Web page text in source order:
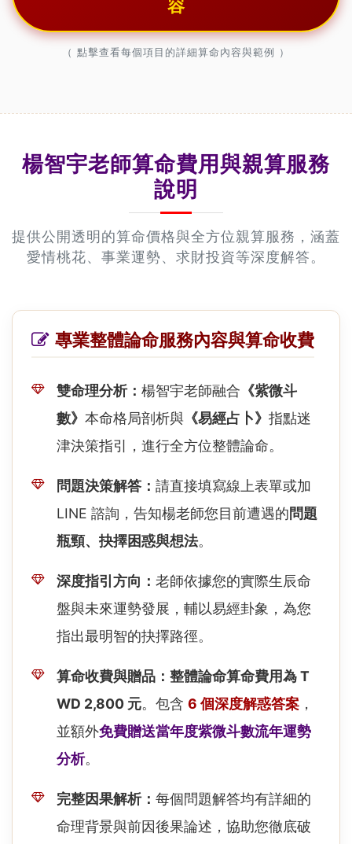
容
（ 點擊查看每個項目的詳細算命內容與範例 ）
楊智宇老師算命費用與親算服務
說明
提供公開透明的算命價格與全方位親算服務，涵蓋
愛情桃花、事業運勢、求財投資等深度解答。
專業整體論命服務內容與算命收費
雙命理分析： 楊智宇老師融合 《紫微斗
數》 本命格局剖析與 《易經占卜》 指點迷
津決策指引，進行全方位整體論命。
問題決策解答： 請直接填寫線上表單或加
LINE 諮詢，告知楊老師您目前遭遇的問題
瓶頸、抉擇困惑與想法。
深度指引方向： 老師依據您的實際生辰命
盤與未來運勢發展，輔以易經卦象，為您
指出最明智的抉擇路徑。
算命收費與贈品： 整體論命算命費用為 T
WD 2,800 元。包含 6 個深度解惑答案 ，
並額外免費贈送當年度紫微斗數流年運勢
分析。
完整因果解析： 每個問題解答均有詳細的
命理背景與前因後果論述，協助您徹底破